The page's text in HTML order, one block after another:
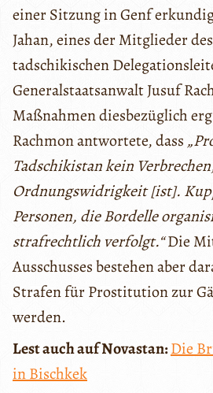
einer Sitzung in Genf
Jahan, eines der Mitglieder
tadschikischen
Generalstaatsanwalt Jusuf
Maßnahmen diesbezüglich
Rachmon antwortete, dass
Tadschikistan kein
Ordnungswidrigkeit [ist].
Personen, die Bordelle
strafrechtlich verfolgt.“Die
Ausschusses bestehen aber
Strafen für Prostitution zur
werden.
Lest auch auf Novastan:Die
in Bischkek